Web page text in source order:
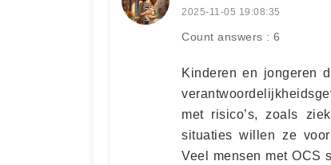
2025-11-05 19:08:35
Count answers : 6
Kinderen en jongeren
met risico’s, zoals
situaties willen ze
Veel mensen met OCS